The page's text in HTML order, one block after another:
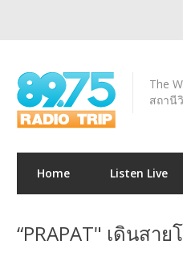
The
สถานี
Home Listen Live
“PRAPAT" เดินส